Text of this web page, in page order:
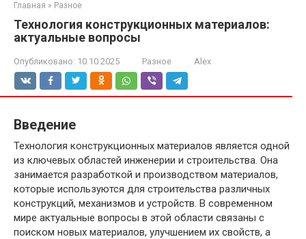
Главная » Разное
Технология конструкционных материалов:
актуальные вопросы
Опубликовано: 10.10.2025 Разное Alex
Введение
Технология конструкционных материалов является одной
из ключевых областей инженерии и строительства. Она
занимается разработкой и производством материалов,
которые используются для строительства различных
конструкций, механизмов и устройств. В современном
мире актуальные вопросы в этой области связаны с
поиском новых материалов, улучшением их свойств, а